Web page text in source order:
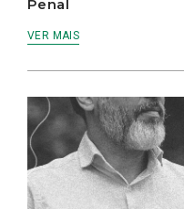
Penal
VER MAIS